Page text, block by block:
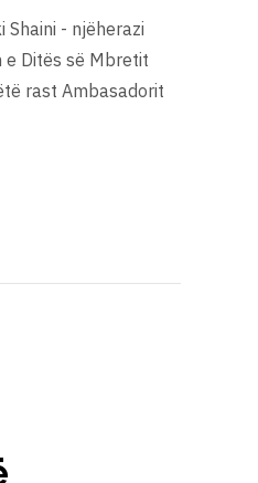
- njëherazi
e Ditës së Mbretit
rast Ambasadorit